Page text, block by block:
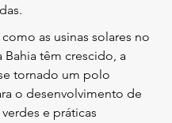
as usinas solares no
Bahia têm crescido, a
tornado um polo
o desenvolvimento de
e práticas